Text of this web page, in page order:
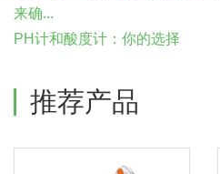
来确...
PH计和酸度计：你的选择
推荐产品